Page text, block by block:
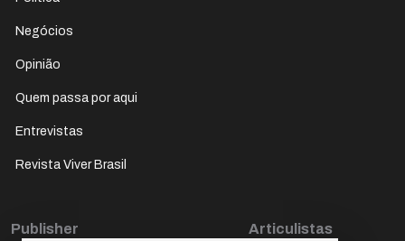
Negócios
Opinião
Quem passa por aqui
Entrevistas
Revista Viver Brasil
Publisher
Articulistas